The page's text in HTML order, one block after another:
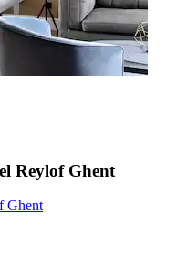
Reylof Ghent
Ghent